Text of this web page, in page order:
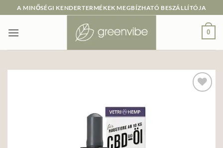
to
content
A MINŐSÉGI KENDERTERMÉKEK MEGBÍZHATÓ BESZÁLLÍTÓJA
0